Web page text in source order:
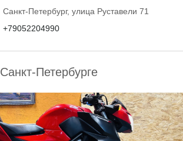
Санкт-Петербург, улица Руставели 71
+79052204990
Петербурге